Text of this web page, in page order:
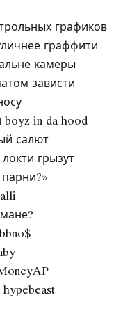
графиков
граффити
камеры
зависти
in da hood
салют
грызут